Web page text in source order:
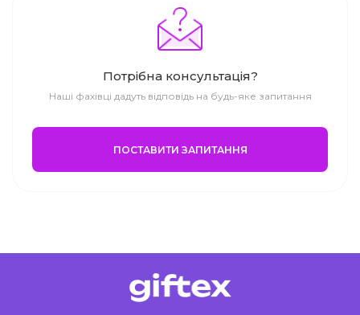
Потрібна консультація?
Наші фахівці дадуть відповідь на будь-яке запитання
ПОСТАВИТИ ЗАПИТАННЯ